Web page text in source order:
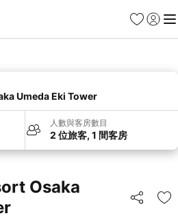
收藏夾
登入 選
Umeda Eki Tower
人數與客房數目
2 位旅客, 1 間客房
Osaka
分享 放